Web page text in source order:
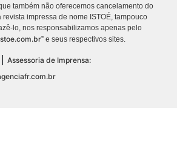
também não oferecemos cancelamento do
impressa de nome ISTOÉ, tampouco
lo, nos responsabilizamos apenas pelo
” e seus respectivos sites.
Assessoria de Imprensa: